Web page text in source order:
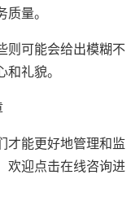
量。
则可能会给出模糊不
礼貌。
才能更好地管理和监
欢迎点击在线咨询进